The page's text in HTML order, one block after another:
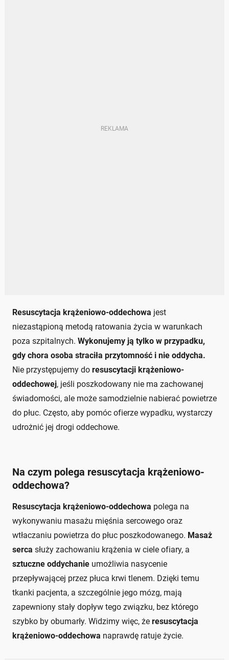
Resuscytacja krążeniowo-oddechowa jest
niezastąpioną metodą ratowania życia w warunkach
poza szpitalnych. Wykonujemy ją tylko w przypadku,
gdy chora osoba straciła przytomność i nie oddycha.
Nie przystępujemy do resuscytacji krążeniowo-
oddechowej, jeśli poszkodowany nie ma zachowanej
świadomości, ale może samodzielnie nabierać powietrze
do płuc. Często, aby pomóc ofierze wypadku, wystarczy
udrożnić jej drogi oddechowe.
Na czym polega resuscytacja krążeniowo-
oddechowa?
Resuscytacja krążeniowo-oddechowa polega na
wykonywaniu masażu mięśnia sercowego oraz
wtłaczaniu powietrza do płuc poszkodowanego. Masaż
serca służy zachowaniu krążenia w ciele ofiary, a
sztuczne oddychanie umożliwia nasycenie
przepływającej przez płuca krwi tlenem. Dzięki temu
tkanki pacjenta, a szczególnie jego mózg, mają
zapewniony stały dopływ tego związku, bez którego
szybko by obumarły. Widzimy więc, że resuscytacja
krążeniowo-oddechowa naprawdę ratuje życie.